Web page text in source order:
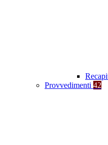
Provvedimenti 42